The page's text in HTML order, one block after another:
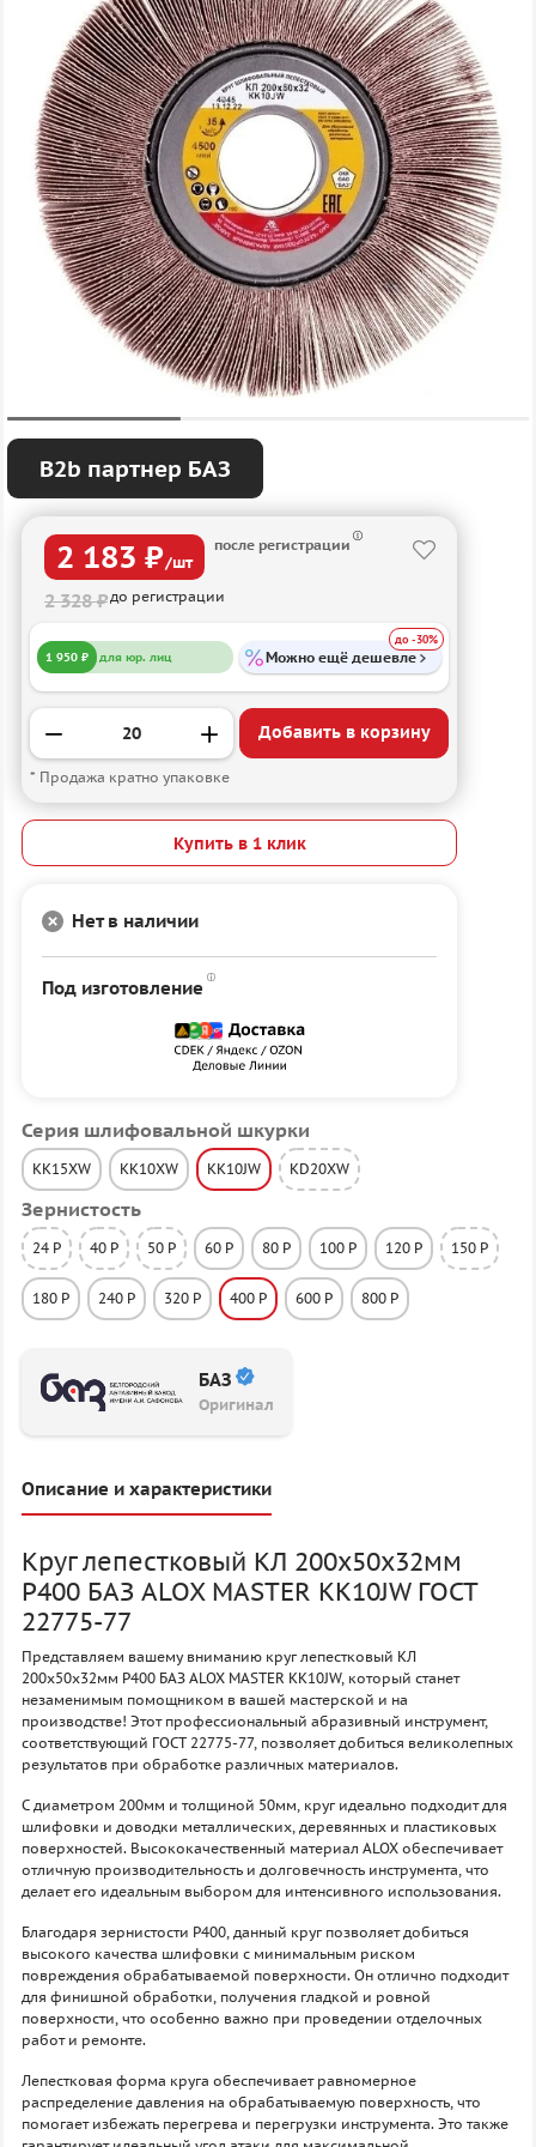
B2b партнер БАЗ
Серия шлифовальной шкурки
KK15XW KK10XW KK10JW KD20XW
Зернистость
24 P 40 P 50 P 60 P 80 P 100 P 120 P 150 P
180 P 240 P 320 P 400 P 600 P 800 P
БАЗ
Оригинал
2 183 ₽/шт
после регистрации
2 328 ₽до регистрации
1 950 ₽ для юр. лиц Можно ещё дешевле
до -30%
Добавить в корзину
* Продажа кратно упаковке
Купить в 1 клик
Нет в наличии
Под изготовление
Описание и характеристики
Круг лепестковый КЛ 200х50х32мм
P400 БАЗ ALOX MASTER KK10JW ГОСТ
22775-77
Представляем вашему вниманию круг лепестковый КЛ
200х50х32мм P400 БАЗ ALOX MASTER KK10JW, который станет
незаменимым помощником в вашей мастерской и на
производстве! Этот профессиональный абразивный инструмент,
соответствующий ГОСТ 22775-77, позволяет добиться великолепных
результатов при обработке различных материалов.
С диаметром 200мм и толщиной 50мм, круг идеально подходит для
шлифовки и доводки металлических, деревянных и пластиковых
поверхностей. Высококачественный материал ALOX обеспечивает
отличную производительность и долговечность инструмента, что
делает его идеальным выбором для интенсивного использования.
Благодаря зернистости P400, данный круг позволяет добиться
высокого качества шлифовки с минимальным риском
повреждения обрабатываемой поверхности. Он отлично подходит
для финишной обработки, получения гладкой и ровной
поверхности, что особенно важно при проведении отделочных
работ и ремонте.
Лепестковая форма круга обеспечивает равномерное
распределение давления на обрабатываемую поверхность, что
помогает избежать перегрева и перегрузки инструмента. Это также